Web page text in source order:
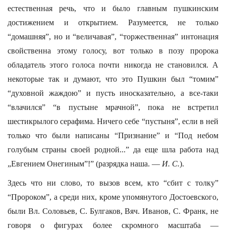
естественная речь, что и было главным пушкинским
достижением и открытием. Разумеется, не только
“домашняя”, но и “величавая”, “торжественная” интонация
свойственна этому голосу, вот только в позу пророка
обладатель этого голоса почти никогда не становился. А
некоторые так и думают, что это Пушкин был “томим”
“духовной жаждою” и пусть иносказательно, а все-таки
“влачился” “в пустыне мрачной”, пока не встретил
шестикрылого серафима. Ничего себе “пустыня”, если в ней
только что были написаны “Признание” и “Под небом
голубым страны своей родной...” да еще шла работа над
„Евгением Онегиным”!” (разрядка наша. — И. С.).
Здесь что ни слово, то вызов всем, кто “сбит с толку”
“Пророком”, а среди них, кроме упомянутого Достоевского,
были Вл. Соловьев, С. Булгаков, Вяч. Иванов, С. Франк, не
говоря о фигурах более скромного масштаба —